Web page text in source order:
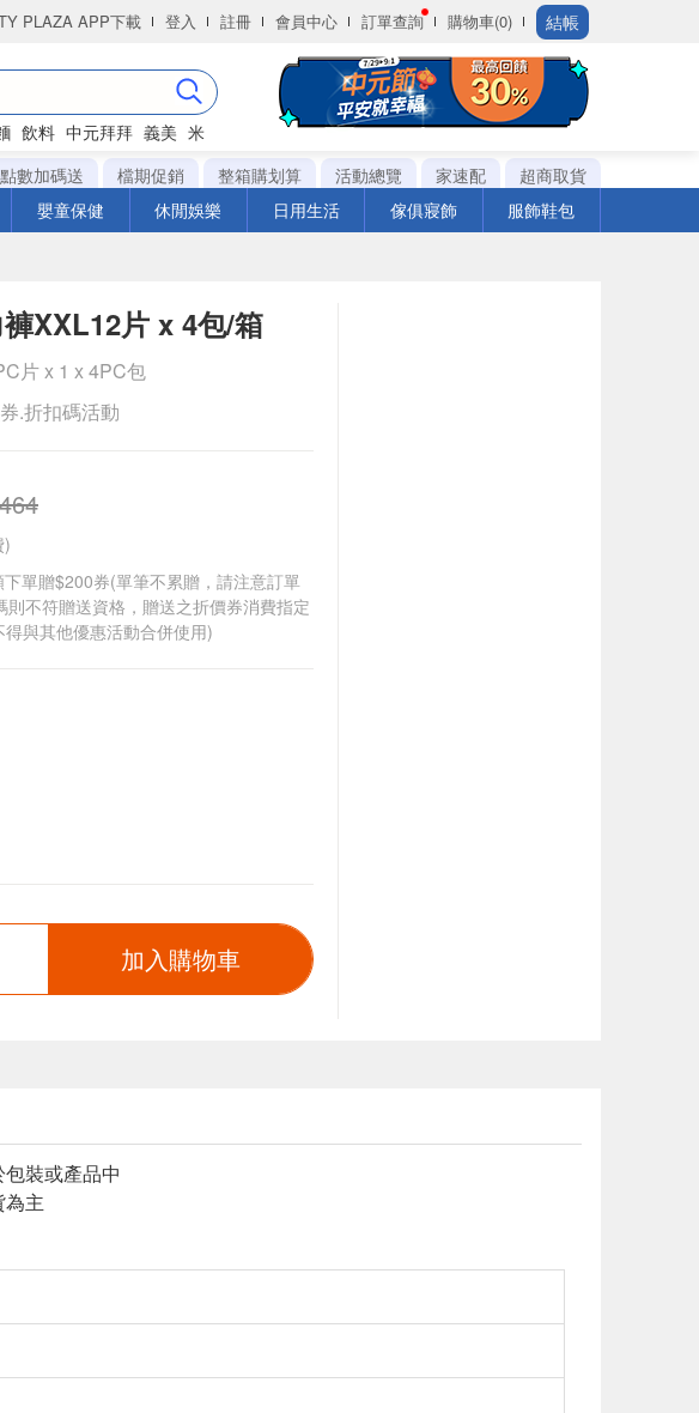
PLAZA APP下載 登入 註冊 會員中心 訂單查詢 購物車(0) 結帳
飲料 中元拜拜 義美 米
點數加碼送 檔期促銷 整箱購划算 活動總覽 家速配
超商取貨
嬰童保健 休閒娛樂 日用生活 傢俱寢飾 服飾鞋包
XXL12片 x 4包/箱
片 x 1 x 4PC包
.折扣碼活動
)
單贈$200券(單筆不累贈，請注意訂單
則不符贈送資格，贈送之折價券消費指定
與其他優惠活動合併使用)
加入購物車
裝或產品中
主